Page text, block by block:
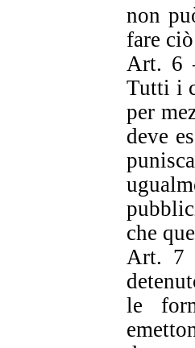
non
fare
Art. 6
Tutti i
per
deve
che
Art. 7
le